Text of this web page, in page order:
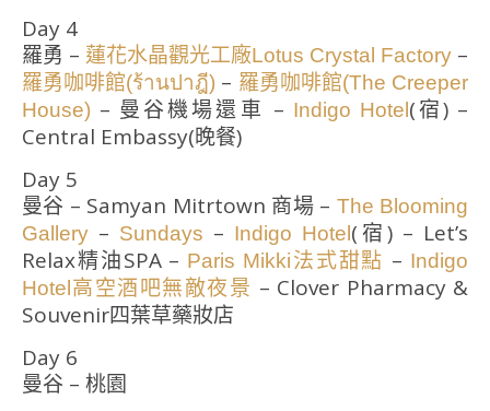
Day 4
羅勇 – 蓮花水晶觀光工廠Lotus Crystal Factory –
羅勇咖啡館(ร้านปาฎี) – 羅勇咖啡館(The Creeper
House) – 曼谷機場還車 – Indigo Hotel (宿) –
Central Embassy(晚餐)
Day 5
曼谷 – Samyan Mitrtown 商場 – The Blooming
Gallery – Sundays – Indigo Hotel (宿) – Let’s
Relax精油SPA – Paris Mikki法式甜點 – Indigo
Hotel高空酒吧無敵夜景 – Clover Pharmacy &
Souvenir四葉草藥妝店
Day 6
曼谷 – 桃園